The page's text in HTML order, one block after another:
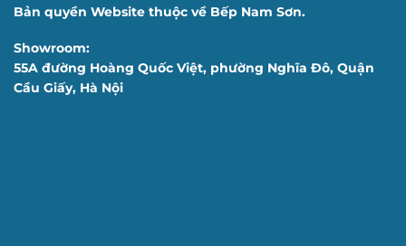
Bản quyền Website thuộc về Bếp Nam Sơn.
Showroom:
55A đường Hoàng Quốc Việt, phường Nghĩa Đô, Quận
Cầu Giấy, Hà Nội